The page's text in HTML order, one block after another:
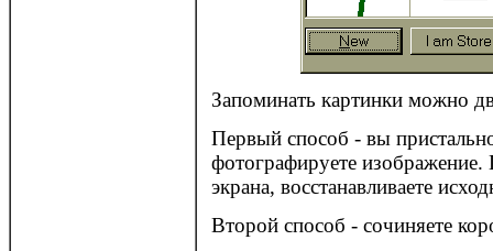
Запоминать картинки можно
Первый способ - вы
фотографируете
экрана, восстанавливаете
Второй способ - сочиняете